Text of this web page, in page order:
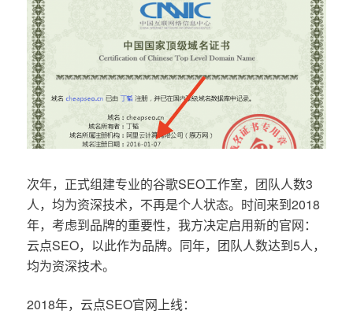
次年，正式组建专业的谷歌SEO工作室，团队人数3
人，均为资深技术，不再是个人状态。时间来到2018
年，考虑到品牌的重要性，我方决定启用新的官网：
云点SEO，以此作为品牌。同年，团队人数达到5人，
均为资深技术。
2018年，云点SEO官网上线：